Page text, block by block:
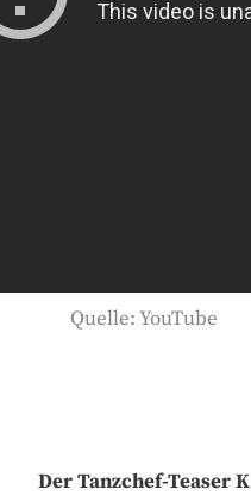
Quelle: YouTube
Der Tanzchef-Teaser K